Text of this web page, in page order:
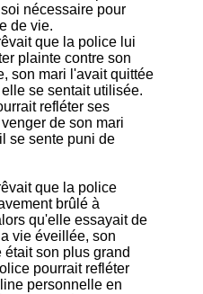
nécessaire pour
de vie.
que la police lui
plainte contre son
son mari l'avait quittée
se sentait utilisée.
refléter ses
de son mari
se sente puni de
que la police
brûlé à
qu'elle essayait de
vie éveillée, son
son plus grand
pourrait refléter
personnelle en